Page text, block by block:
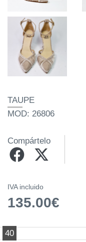
TAUPE
MOD: 26806
Compártelo
IVA incluido
135.00€
40